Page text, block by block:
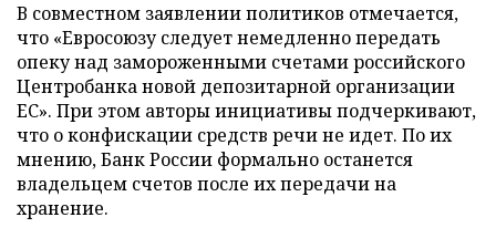
В совместном заявлении политиков отмечается,
что «Евросоюзу следует немедленно передать
опеку над замороженными счетами российского
Центробанка новой депозитарной организации
ЕС». При этом авторы инициативы подчеркивают,
что о конфискации средств речи не идет. По их
мнению, Банк России формально останется
владельцем счетов после их передачи на
хранение.